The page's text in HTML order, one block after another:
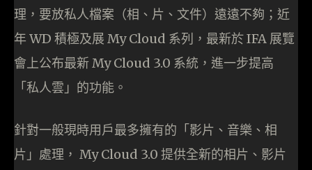
理，要放私人檔案（相、片、文件）遠遠不夠；近
年 WD 積極及展 My Cloud 系列，最新於 IFA 展覽
會上公布最新 My Cloud 3.0 系統，進一步提高
「私人雲」的功能。
針對一般現時用戶最多擁有的「影片、音樂、相
片」處理， My Cloud 3.0 提供全新的相片、影片